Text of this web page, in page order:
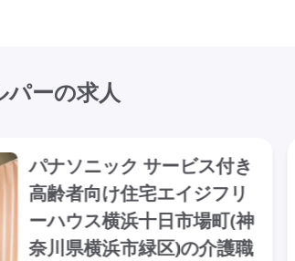
パーの求人
パナソニック サービス付き
高齢者向け住宅エイジフリ
ーハウス横浜十日市場町(神
奈川県横浜市緑区)の介護職